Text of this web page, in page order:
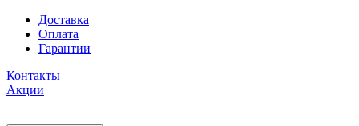
Доставка
Оплата
Гарантии
Контакты
Акции